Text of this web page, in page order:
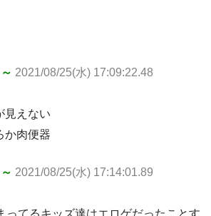
2021/08/25(水) 17:09:22.48
見えない
か肉便器
2021/08/25(水) 17:14:01.89
ってるキッズ達はエロゲだったことす